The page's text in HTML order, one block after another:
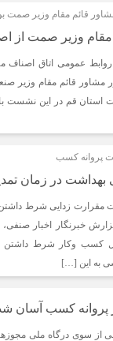
قائم مقام وزیر صمت
مقام وزیر صمت از
روابط عمومی اتاق
مشاور قائم‌ مقام وزیر
پروانه کسب
در زمان
مقرارت زدایی شرط
خبرنگار اخبار
کسب وکار شرط داشتن
به این […]
پروانه کسب آسان
سوی درگاه ملی مجوزها